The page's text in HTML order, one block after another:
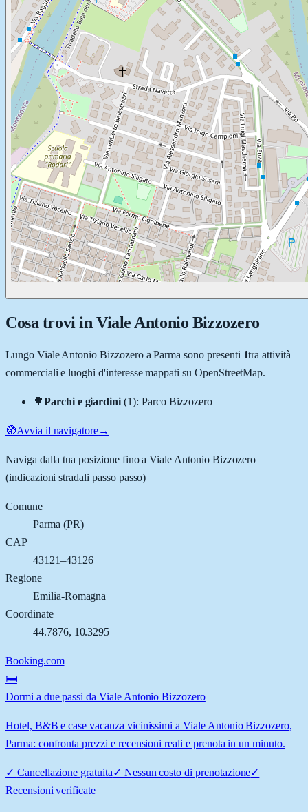
Cosa trovi in Viale Antonio Bizzozero
Lungo Viale Antonio BizzozeroaParma sono presenti 1tra attività
commerciali e luoghi d'interesse mappati su OpenStreetMap.
🌳Parchi e giardini (1): Parco Bizzozero
🧭Avvia il navigatore→
Naviga dalla tua posizione fino aViale Antonio Bizzozero
(indicazioni stradali passo passo)
Comune
Parma (PR)
CAP
43121–43126
Regione
Emilia-Romagna
Coordinate
44.7876, 10.3295
Booking.com
🛏️
Dormi a due passi da Viale Antonio Bizzozero
Hotel, B&B e case vacanza vicinissimi a Viale Antonio Bizzozero,
Parma: confronta prezzi e recensioni reali e prenota in un minuto.
✓ Cancellazione gratuita✓ Nessun costo di prenotazione✓
Recensioni verificate